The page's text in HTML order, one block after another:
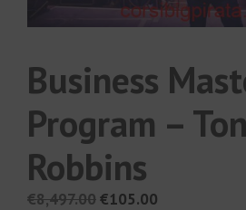
Business
Program –
Robbins
€8,497.00Il
€105.00